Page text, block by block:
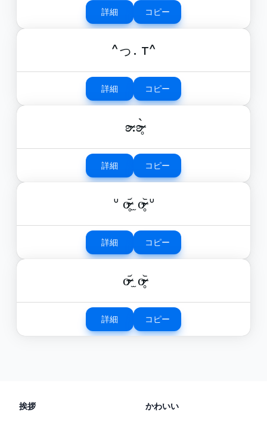
詳細 コピー
^っ. т^
詳細 コピー
ʚ̴̶̷.ʚ̴̶̷̥̀
詳細 コピー
ᐡ o̴̶̷̥᷄ ̫ o̴̶̷̥᷅ ᐡ
詳細 コピー
o̴̶̷᷄ ̫ o̴̶̷̥᷅
詳細 コピー
挨拶 かわいい